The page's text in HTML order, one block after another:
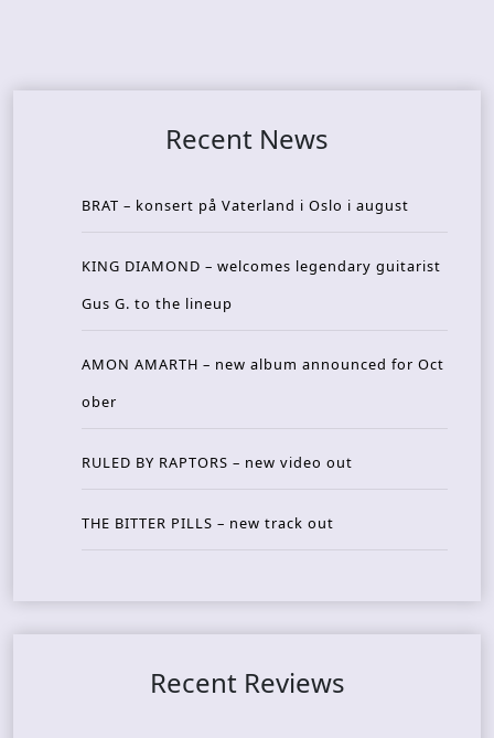
Recent News
BRAT – konsert på Vaterland i Oslo i august
KING DIAMOND – welcomes legendary guitarist
Gus G. to the lineup
AMON AMARTH – new album announced for Oct
ober
RULED BY RAPTORS – new video out
THE BITTER PILLS – new track out
Recent Reviews